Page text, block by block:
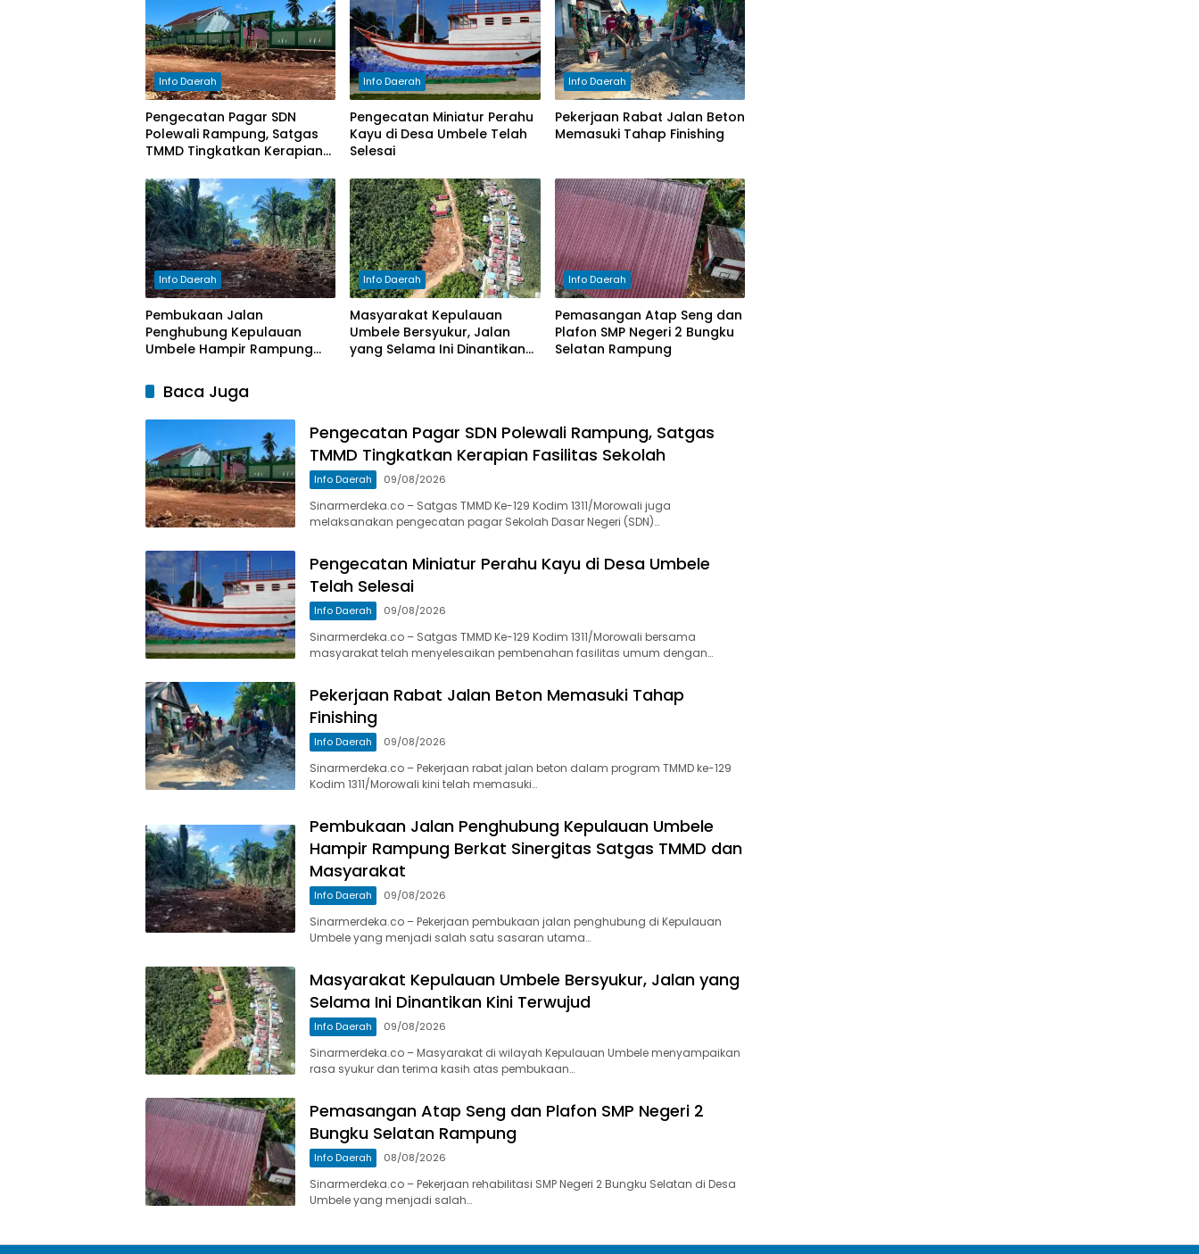
Info Daerah
Pengecatan Pagar SDN
Polewali Rampung, Satgas
TMMD Tingkatkan Kerapian
Info Daerah
Pengecatan Miniatur Perahu
Kayu di Desa Umbele Telah
Selesai
Info Daerah
Pekerjaan Rabat Jalan Beton
Memasuki Tahap Finishing
Info Daerah
Pembukaan Jalan
Penghubung Kepulauan
Umbele Hampir Rampung
TMMD dan Masyarakat
Info Daerah
Masyarakat Kepulauan
Umbele Bersyukur, Jalan
yang Selama Ini Dinantikan
Info Daerah
Pemasangan Atap Seng dan
Plafon SMP Negeri 2 Bungku
Selatan Rampung
Baca Juga
Pengecatan Pagar SDN Polewali Rampung, Satgas
TMMD Tingkatkan Kerapian Fasilitas Sekolah
Info Daerah 09/08/2026
Sinarmerdeka.co – Satgas TMMD Ke-129 Kodim 1311/Morowali juga
melaksanakan pengecatan pagar Sekolah Dasar Negeri (SDN)…
Pengecatan Miniatur Perahu Kayu di Desa Umbele
Telah Selesai
Info Daerah 09/08/2026
Sinarmerdeka.co – Satgas TMMD Ke-129 Kodim 1311/Morowali bersama
masyarakat telah menyelesaikan pembenahan fasilitas umum dengan…
Pekerjaan Rabat Jalan Beton Memasuki Tahap
Finishing
Info Daerah 09/08/2026
Sinarmerdeka.co – Pekerjaan rabat jalan beton dalam program TMMD ke-129
Kodim 1311/Morowali kini telah memasuki…
Pembukaan Jalan Penghubung Kepulauan Umbele
Hampir Rampung Berkat Sinergitas Satgas TMMD dan
Masyarakat
Info Daerah 09/08/2026
Sinarmerdeka.co – Pekerjaan pembukaan jalan penghubung di Kepulauan
Umbele yang menjadi salah satu sasaran utama…
Masyarakat Kepulauan Umbele Bersyukur, Jalan yang
Selama Ini Dinantikan Kini Terwujud
Info Daerah 09/08/2026
Sinarmerdeka.co – Masyarakat di wilayah Kepulauan Umbele menyampaikan
rasa syukur dan terima kasih atas pembukaan…
Pemasangan Atap Seng dan Plafon SMP Negeri 2
Bungku Selatan Rampung
Info Daerah 08/08/2026
Sinarmerdeka.co – Pekerjaan rehabilitasi SMP Negeri 2 Bungku Selatan di Desa
Umbele yang menjadi salah…